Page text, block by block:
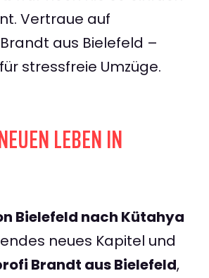
Vertraue auf
aus Bielefeld –
stressfreie Umzüge.
LEBEN IN
Bielefeld nach Kütahya
neues Kapitel und
Brandt aus Bielefeld,